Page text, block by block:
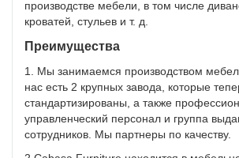
производстве мебели, в том числе
кроватей, стульев и т. д.
Преимущества
1. Мы занимаемся производством
нас есть 2 крупных завода, которые
стандартизированы, а также
управленческий персонал и группа
сотрудников. Мы партнеры по качеству.